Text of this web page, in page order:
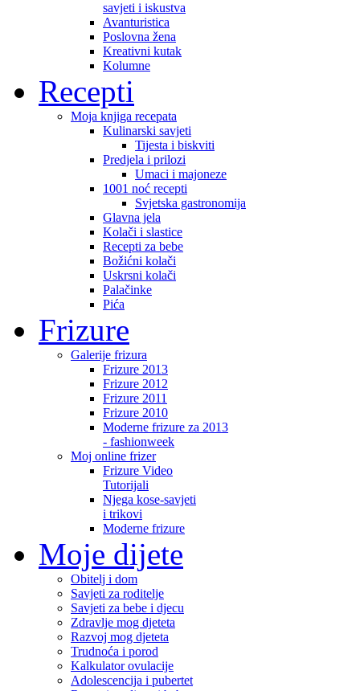
savjeti i iskustva
Avanturistica
Poslovna žena
Kreativni kutak
Kolumne
Recepti
Moja knjiga recepata
Kulinarski savjeti
Tijesta i biskviti
Predjela i prilozi
Umaci i majoneze
1001 noć recepti
Svjetska gastronomija
Glavna jela
Kolači i slastice
Recepti za bebe
Božićni kolači
Uskrsni kolači
Palačinke
Pića
Frizure
Galerije frizura
Frizure 2013
Frizure 2012
Frizure 2011
Frizure 2010
Moderne frizure za 2013
- fashionweek
Moj online frizer
Frizure Video
Tutorijali
Njega kose-savjeti
i trikovi
Moderne frizure
Moje dijete
Obitelj i dom
Savjeti za roditelje
Savjeti za bebe i djecu
Zdravlje mog djeteta
Razvoj mog djeteta
Trudnoća i porod
Kalkulator ovulacije
Adolescencija i pubertet